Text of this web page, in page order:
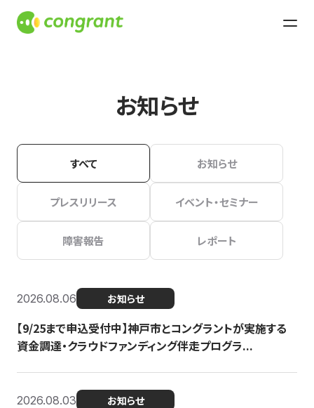
お知らせ
すべて お知らせ
プレスリリース イベント・セミナー
障害報告 レポート
2026.08.06 お知らせ
【9/25まで申込受付中】神戸市とコングラントが実施する
資金調達・クラウドファンディング伴走プログラ...
2026.08.03 お知らせ